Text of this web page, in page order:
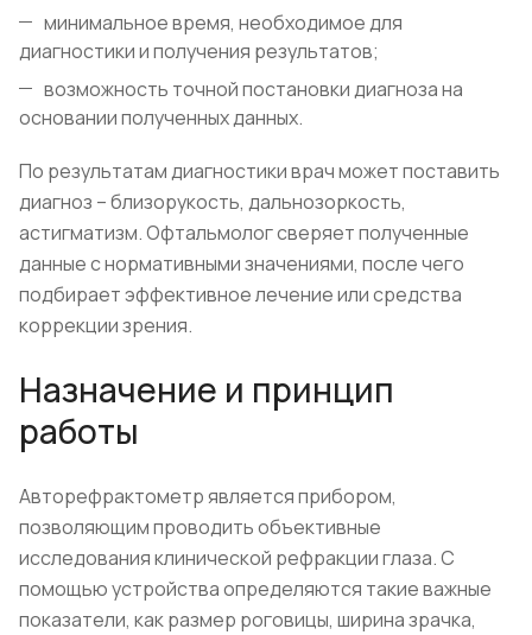
минимальное время, необходимое для
диагностики и получения результатов;
возможность точной постановки диагноза на
основании полученных данных.
По результатам диагностики врач может поставить
диагноз – близорукость, дальнозоркость,
астигматизм. Офтальмолог сверяет полученные
данные с нормативными значениями, после чего
подбирает эффективное лечение или средства
коррекции зрения.
Назначение и принцип
работы
Авторефрактометр является прибором,
позволяющим проводить объективные
исследования клинической рефракции глаза. С
помощью устройства определяются такие важные
показатели, как размер роговицы, ширина зрачка,